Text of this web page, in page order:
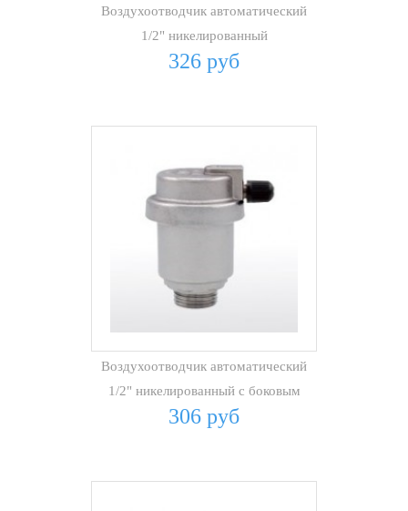
Воздухоотводчик автоматический
1/2" никелированный
326 руб
Воздухоотводчик автоматический
1/2" никелированный с боковым
спуском
306 руб